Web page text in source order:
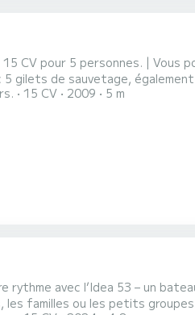
CV pour 5 personnes. | Vous
gilets de sauvetage,
amis. Carburant inclus dans
15 CV 2009 5 m
rythme avec l’Idea 53 – un
les familles ou les petits